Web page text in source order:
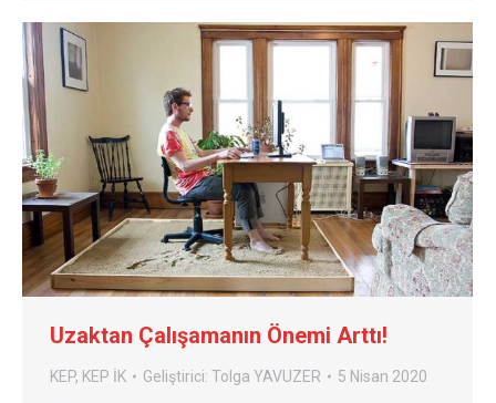
Uzaktan Çalışamanın Önemi Arttı!
KEP, KEP İK Geliştirici: Tolga YAVUZER 5 Nisan 2020